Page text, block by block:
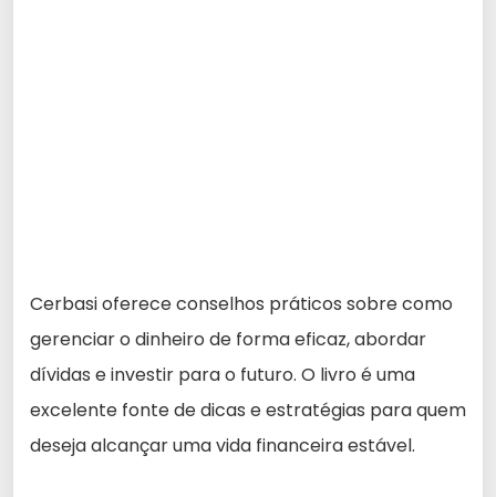
Cerbasi oferece conselhos práticos sobre como
gerenciar o dinheiro de forma eficaz, abordar
dívidas e investir para o futuro. O livro é uma
excelente fonte de dicas e estratégias para quem
deseja alcançar uma vida financeira estável.